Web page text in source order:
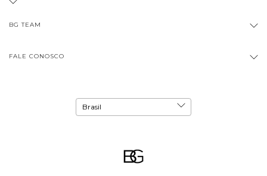
BG TEAM
FALE CONOSCO